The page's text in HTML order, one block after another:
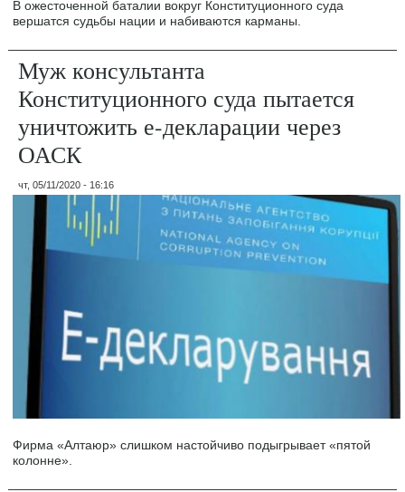
В ожесточенной баталии вокруг Конституционного суда
вершатся судьбы нации и набиваются карманы.
Муж консультанта
Конституционного суда пытается
уничтожить е-декларации через
ОАСК
чт, 05/11/2020 - 16:16
Фирма «Алтаюр» слишком настойчиво подыгрывает «пятой
колонне».